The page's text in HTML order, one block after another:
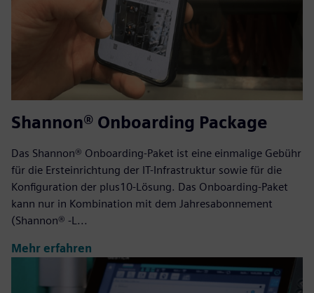
Shannon® Onboarding Package
Das Shannon® Onboarding-Paket ist eine einmalige Gebühr
für die Ersteinrichtung der IT-Infrastruktur sowie für die
Konfiguration der plus10-Lösung. Das Onboarding-Paket
kann nur in Kombination mit dem Jahresabonnement
(Shannon® -L...
Mehr erfahren